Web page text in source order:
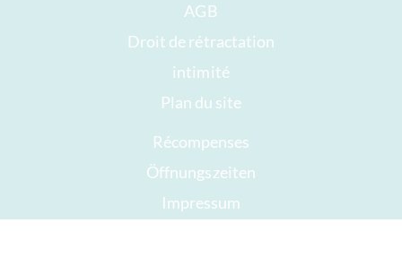
AGB
Droit de rétractation
intimité
Plan du site
Récompenses
Öffnungszeiten
Impressum